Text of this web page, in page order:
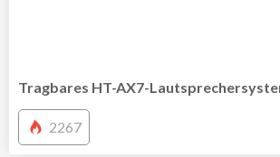
Tragbares HT-AX7-
2267